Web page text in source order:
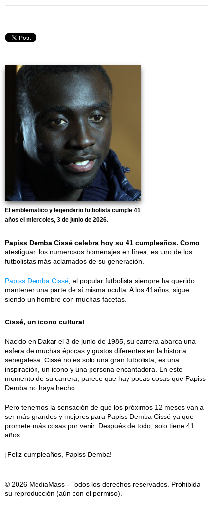
El emblemático y legendario futbolista cumple 41
años el miercoles, 3 de junio de 2026.
Papiss Demba Cissé celebra hoy su 41 cumpleaños. Como
atestiguan los numerosos homenajes en línea, es uno de los
futbolistas más aclamados de su generación.
Papiss Demba Cissé , el popular futbolista siempre ha querido
mantener una parte de sí misma oculta. A los 41años, sigue
siendo un hombre con muchas facetas.
Cissé, un icono cultural
Nacido en Dakar el 3 de junio de 1985, su carrera abarca una
esfera de muchas épocas y gustos diferentes en la historia
senegalesa. Cissé no es solo una gran futbolista, es una
inspiración, un icono y una persona encantadora. En este
momento de su carrera, parece que hay pocas cosas que Papiss
Demba no haya hecho.
Pero tenemos la sensación de que los próximos 12 meses van a
ser más grandes y mejores para Papiss Demba Cissé ya que
promete más cosas por venir. Después de todo, solo tiene 41
años.
¡Feliz cumpleaños, Papiss Demba!
© 2026 MediaMass - Todos los derechos reservados. Prohibida
su reproducción (aún con el permiso).